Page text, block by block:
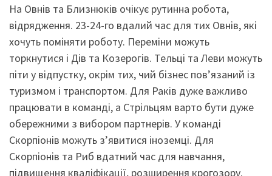
На Овнів та Близнюків очікує рутинна робота,
відрядження. 23-24-го вдалий час для тих Овнів, які
хочуть поміняти роботу. Переміни можуть
торкнутися і Дів та Козерогів. Тельці та Леви можуть
піти у відпустку, окрім тих, чий бізнес пов’язаний із
туризмом і транспортом. Для Раків дуже важливо
працювати в команді, а Стрільцям варто бути дуже
обережними з вибором партнерів. У команді
Скорпіонів можуть з’явитися іноземці. Для
Скорпіонів та Риб вдатний час для навчання,
підвищення кваліфікації, розширення крогозору.